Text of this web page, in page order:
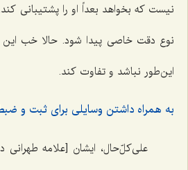
نیست که بخواهد بعداً او را پشتیبانی
نوع دقت خاصی پیدا شود. حالا خب
این‌طور نباشد و تفاوت کند.
به همراه داشتن وسایلی برای ثبت و
علی‌کلّ‌حال، ایشان [علامه